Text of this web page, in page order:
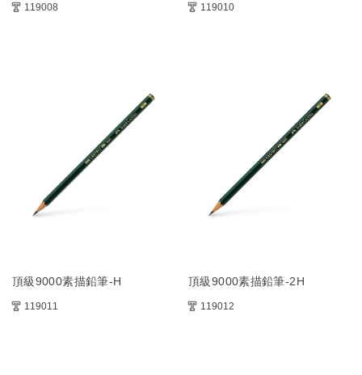
119008 119010
頂級9000素描鉛筆-H
119011
頂級9000素描鉛筆-2H
119012